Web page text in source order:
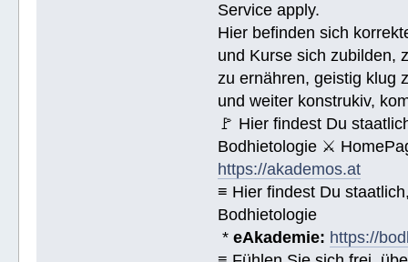
Service apply.
Hier befinden sich
und Kurse sich zubilden,
zu ernähren, geistig klug
und weiter konstrukiv,
🚩 Hier findest Du
Bodhietologie ⚔
https://akademos.at
≡ Hier findest Du
Bodhietologie
*eAkademie: https://